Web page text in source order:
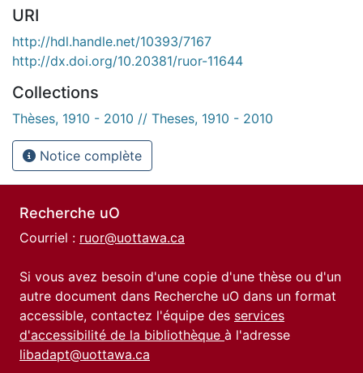
URI
http://hdl.handle.net/10393/7167
http://dx.doi.org/10.20381/ruor-11644
Collections
Thèses, 1910 - 2010 // Theses, 1910 - 2010
Notice complète
Recherche uO
Courriel : ruor@uottawa.ca
Si vous avez besoin d'une copie d'une thèse ou d'un
autre document dans Recherche uO dans un format
accessible, contactez l'équipe des services
d'accessibilité de la bibliothèque à l'adresse
libadapt@uottawa.ca